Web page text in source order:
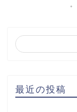
最近の投稿